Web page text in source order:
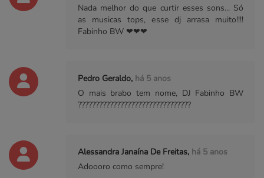
Nada melhor do que curtir esses sons... Só
as musicas tops, esse dj arrasa muito!!!!
Fabinho BW ❤❤❤
Pedro Geraldo, há 5 anos
O mais brabo tem nome, DJ Fabinho BW
????????????????????????????????
Alessandra Janaína De Freitas, há 5 anos
Adoooro como sempre!